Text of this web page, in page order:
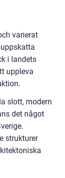
varierat
i landets
uppleva
slott, modern
det något
strukturer